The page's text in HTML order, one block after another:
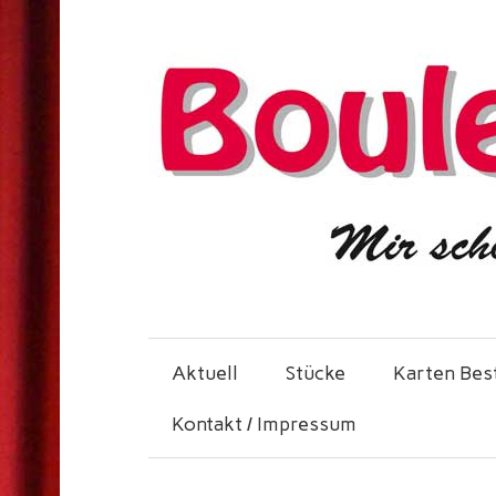
Aktuell Stücke Karten
Kontakt / Impressum